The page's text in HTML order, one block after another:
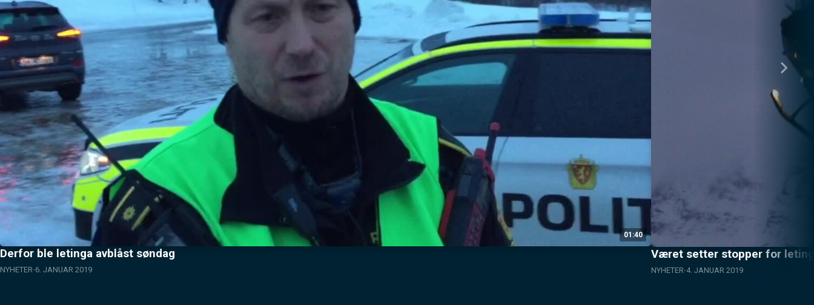
01:40
Derfor ble letinga avblåst søndag
NYHETER 6. JANUAR 2019
Været setter stopper for
NYHETER 4. JANUAR 2019